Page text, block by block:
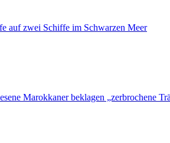
auf zwei Schiffe im Schwarzen Meer
Marokkaner beklagen „zerbrochene